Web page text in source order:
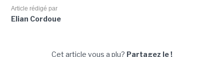
Article rédigé par
Elian Cordoue
Cet article vous a plu? Partagez le !